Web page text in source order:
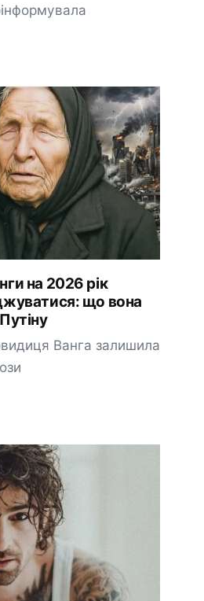
на 2026 рік
що вона
Ванга залишила